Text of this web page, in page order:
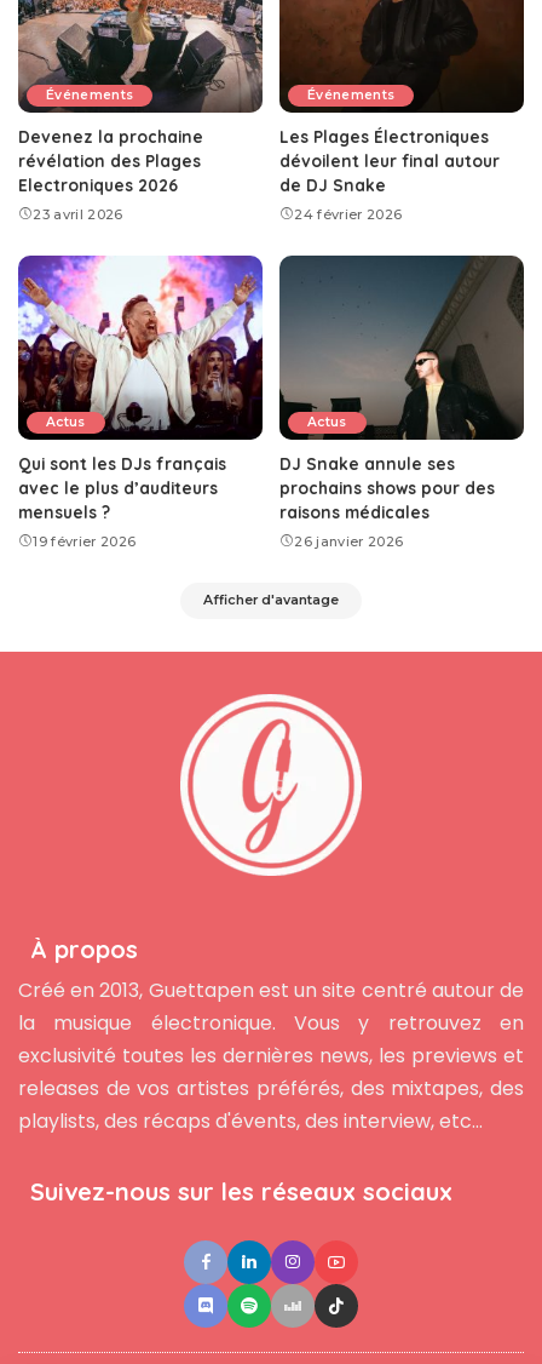
Événements
Devenez la prochaine
révélation des Plages
Electroniques 2026
23 avril 2026
Événements
Les Plages Électroniques
dévoilent leur final autour
de DJ Snake
24 février 2026
Actus
Qui sont les DJs français
avec le plus d’auditeurs
mensuels ?
19 février 2026
Actus
DJ Snake annule ses
prochains shows pour des
raisons médicales
26 janvier 2026
Afficher d'avantage
À propos
Créé en 2013, Guettapen est un site centré autour de
la musique électronique. Vous y retrouvez en
exclusivité toutes les dernières news, les previews et
releases de vos artistes préférés, des mixtapes, des
playlists, des récaps d'évents, des interview, etc...
Suivez-nous sur les réseaux sociaux